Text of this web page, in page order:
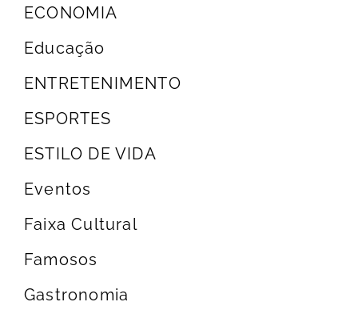
ECONOMIA
Educação
ENTRETENIMENTO
ESPORTES
ESTILO DE VIDA
Eventos
Faixa Cultural
Famosos
Gastronomia